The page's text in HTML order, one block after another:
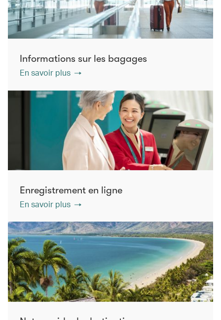
Informations sur les bagages
En savoir plus
Enregistrement en ligne
En savoir plus